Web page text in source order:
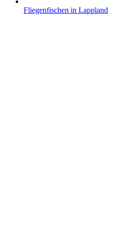
Fliegenfischen in Lappland